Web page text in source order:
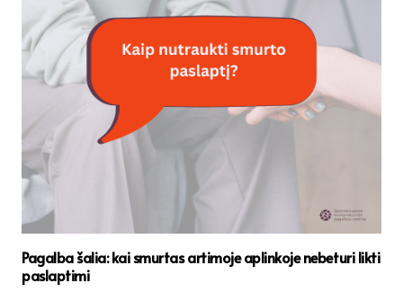
Pagalba šalia: kai smurtas artimoje aplinkoje nebeturi likti
paslaptimi